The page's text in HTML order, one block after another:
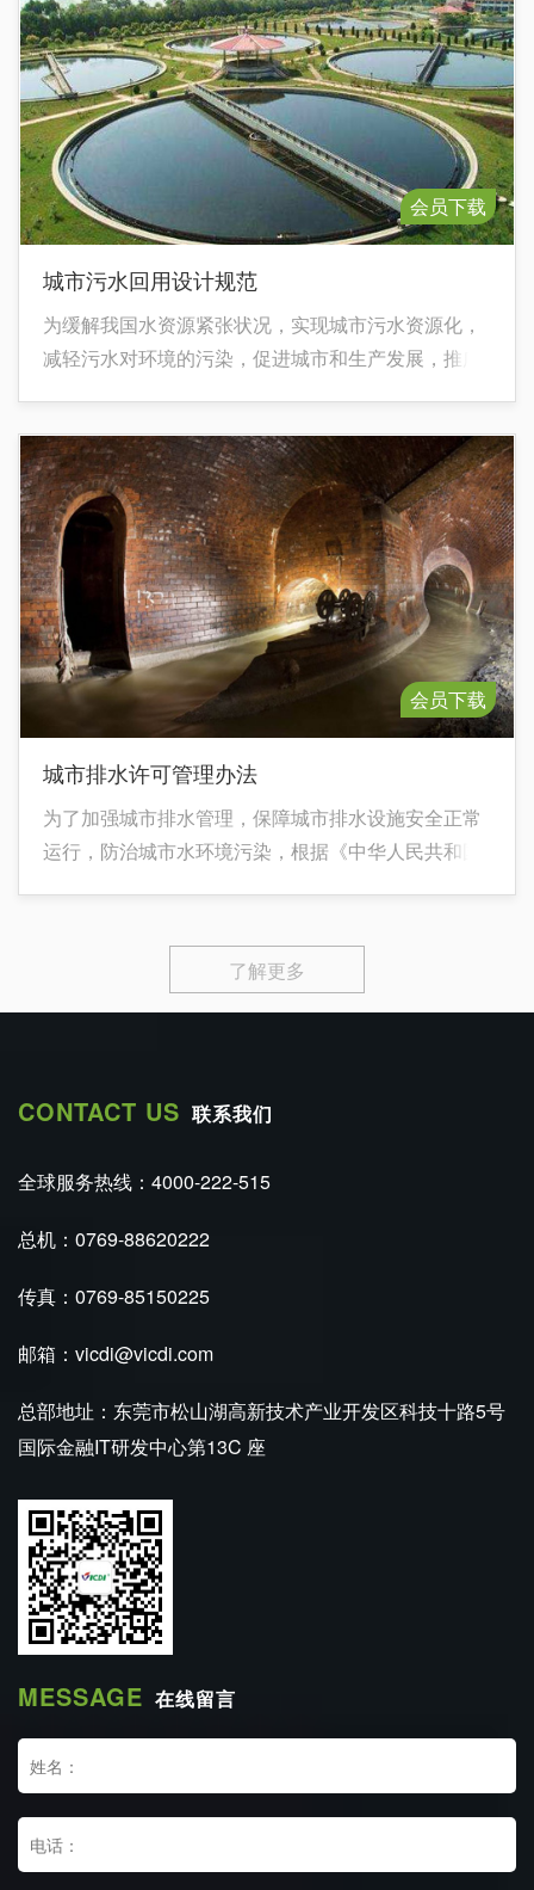
会员下载
城市污水回用设计规范
为缓解我国水资源紧张状况，实现城市污水资源化，
减轻污水对环境的污染，促进城市和生产发展，推广
定本规范。
会员下载
城市排水许可管理办法
为了加强城市排水管理，保障城市排水设施安全正常
运行，防治城市水环境污染，根据《中华人民共和国
了解更多
CONTACT US 联系我们
全球服务热线：4000-222-515
总机：0769-88620222
传真：0769-85150225
邮箱：vicdi@vicdi.com
总部地址：东莞市松山湖高新技术产业开发区科技十路5号
国际金融IT研发中心第13C 座
MESSAGE 在线留言